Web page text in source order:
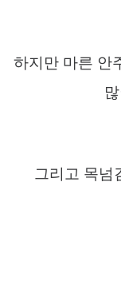
하지만 마른 안
그리고 목넘